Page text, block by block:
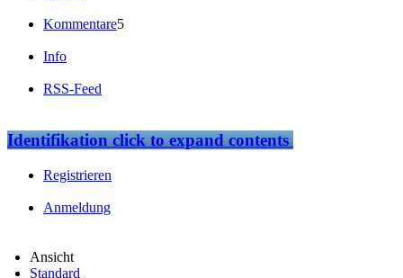
Kommentare5
Info
RSS-Feed
Identifikationclick to expand contents
Registrieren
Anmeldung
Ansicht
Standard